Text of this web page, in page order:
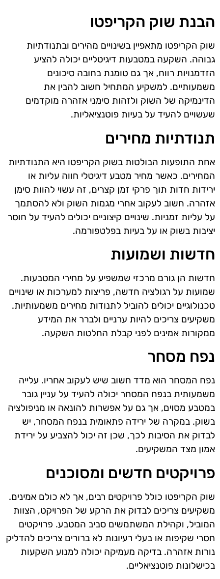
הבנת שוק הקריפטו
שוק הקריפטו מתאפיין בשינויים מהירים ובתנודתיות
גבוהה. השקעה במטבעות דיגיטליים יכולה להציע
הזדמנויות רווח, אך גם טומנת בחובה סיכונים
משמעותיים. למשקיע המתחיל חשוב להבין את
הדינמיקה של השוק ולזהות סימני אזהרה מוקדמים
שעשויים להעיד על בעיות פוטנציאליות.
תנודתיות מחירים
אחת התופעות הבולטות בשוק הקריפטו היא התנודתיות
המחירים. כאשר מחיר מטבע דיגיטלי חווה עליות או
ירידות חדות תוך פרקי זמן קצרים, זה עשוי להוות סימן
אזהרה. חשוב לעקוב אחרי מגמות השוק ולא להסתמך
על עליות זמניות. שינויים קיצוניים יכולים להעיד על חוסר
יציבות בשוק או על בעיות בפלטפורמה.
חדשות ושמועות
חדשות הן גורם מרכזי שמשפיע על מחירי המטבעות.
שמועות על רגולציה חדשה, פריצות למערכות או שינויים
טכנולוגיים יכולים להוביל לתנודות מחירים משמעותיות.
משקיעים צריכים להיות ערניים ולברר את המידע
ממקורות אמינים לפני קבלת החלטות השקעה.
נפח מסחר
נפח המסחר הוא מדד חשוב שיש לעקוב אחריו. עלייה
משמעותית בנפח המסחר יכולה להעיד על עניין גובר
במטבע מסוים, אך גם על אפשרות להונאה או מניפולציה
בשוק. במקרה של ירידה פתאומית בנפח המסחר, יש
לבדוק את הסיבות לכך, שכן זה יכול להצביע על ירידת
אמון מצד המשקיעים.
פרויקטים חדשים ומסוכנים
שוק הקריפטו כולל פרויקטים רבים, אך לא כולם אמינים.
משקיעים צריכים לבדוק את הרקע של הפרויקט, הצוות
המוביל, וקהילת המשתמשים סביב המטבע. פרויקטים
חסרי שקיפות או בעלי רעיונות לא ברורים צריכים להדליק
נורות אזהרה. בדיקה מעמיקה יכולה למנוע השקעות
בכישלונות פוטנציאליים.